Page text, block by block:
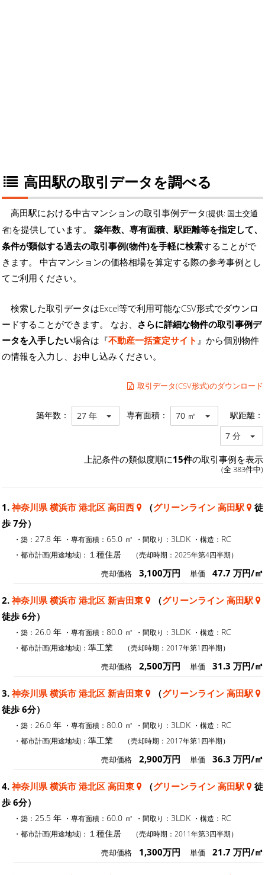
高田駅の取引データを調べる
高田駅における中古マンションの取引事例データ(提供: 国土交通
省)を提供しています。 築年数、専有面積、駅距離等を指定して、
条件が類似する過去の取引事例(物件)を手軽に検索することがで
きます。 中古マンションの価格相場を算定する際の参考事例とし
てご利用ください。
検索した取引データはExcel等で利用可能なCSV形式でダウンロ
ードすることができます。 なお、 さらに詳細な物件の取引事例デ
ータを入手したい場合は『不動産一括査定サイト 』から個別物件
の情報を入力し、お申し込みください。
取引データ(CSV形式)のダウンロード
築年数： 27 年 専有面積： 70 ㎡ 駅距離：
7 分
上記条件の類似度順に15件の取引事例を表示
(全 383件中)
1. 神奈川県 横浜市 港北区 高田西 （グリーンライン 高田駅
徒
歩 7分）
・築： 27.8 年 ・専有面積： 65.0 ㎡ ・間取り： 3LDK ・構造： RC
・都市計画(用途地域)： １種住居 （売却時期：2025年第4四半期）
売却価格 3,100万円 単価 47.7 万円/㎡
2. 神奈川県 横浜市 港北区 新吉田東 （グリーンライン 高田駅
徒歩 6分）
・築： 26.0 年 ・専有面積： 80.0 ㎡ ・間取り： 3LDK ・構造： RC
・都市計画(用途地域)： 準工業 （売却時期：2017年第1四半期）
売却価格 2,500万円 単価 31.3 万円/㎡
3. 神奈川県 横浜市 港北区 新吉田東 （グリーンライン 高田駅
徒歩 6分）
・築： 26.0 年 ・専有面積： 80.0 ㎡ ・間取り： 3LDK ・構造： RC
・都市計画(用途地域)： 準工業 （売却時期：2017年第1四半期）
売却価格 2,900万円 単価 36.3 万円/㎡
4. 神奈川県 横浜市 港北区 高田東 （グリーンライン 高田駅
徒
歩 6分）
・築： 25.5 年 ・専有面積： 60.0 ㎡ ・間取り： 3LDK ・構造： RC
・都市計画(用途地域)： １種住居 （売却時期：2011年第3四半期）
売却価格 1,300万円 単価 21.7 万円/㎡